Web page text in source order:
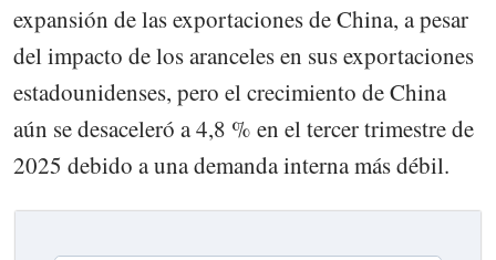
expansión de las exportaciones de China, a pesar
del impacto de los aranceles en sus exportaciones
estadounidenses, pero el crecimiento de China
aún se desaceleró a 4,8 % en el tercer trimestre de
2025 debido a una demanda interna más débil.